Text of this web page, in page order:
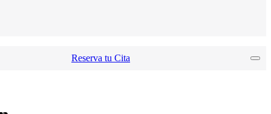
Reserva tu Cita